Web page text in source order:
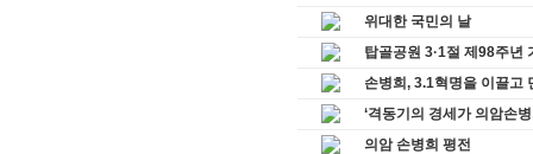
위대한 국민의 날
탑골공원 3·1절 제98주년
손병희, 3.1혁명을 이끌고
‘격동기의 경세가 의암손
의암 손병희 평전